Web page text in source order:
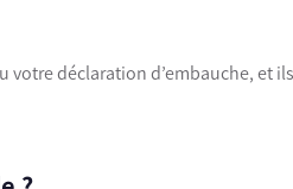
votre déclaration d’embauche, et